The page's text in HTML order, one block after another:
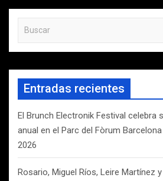
s
c
r
Entradas recientes
El Brunch Electronik Festival celebra
anual en el Parc del Fòrum
2026
Rosario, Miguel Ríos, Leire Martínez